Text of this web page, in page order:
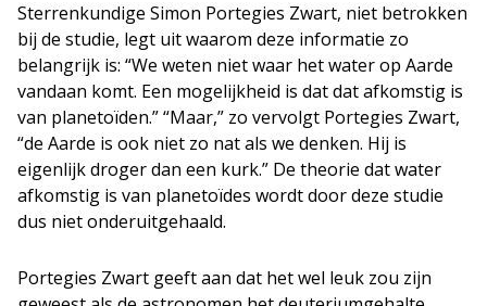
Sterrenkundige Simon Portegies Zwart, niet betrokken
bij de studie, legt uit waarom deze informatie zo
belangrijk is: “We weten niet waar het water op Aarde
vandaan komt. Een mogelijkheid is dat dat afkomstig is
van planetoïden.” “Maar,” zo vervolgt Portegies Zwart,
“de Aarde is ook niet zo nat als we denken. Hij is
eigenlijk droger dan een kurk.” De theorie dat water
afkomstig is van planetoïdes wordt door deze studie
dus niet onderuitgehaald.
Portegies Zwart geeft aan dat het wel leuk zou zijn